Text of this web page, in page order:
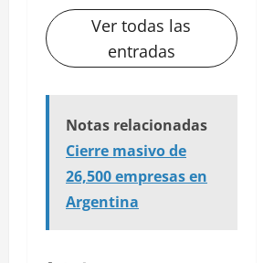
Ver todas las
entradas
Notas relacionadas
Cierre masivo de
26,500 empresas en
Argentina